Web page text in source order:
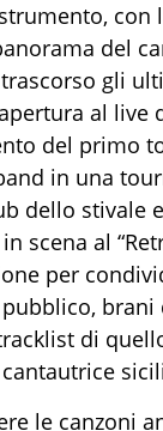
con
del
gli
al live
del primo
in una
dello stivale
scena al
per
brani
di
le canzoni